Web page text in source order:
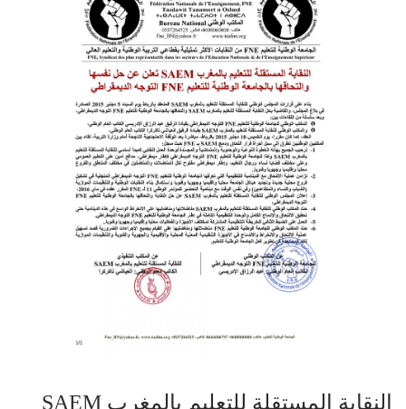
النقابة المستقلة للتعليم بالمغرب SAEM